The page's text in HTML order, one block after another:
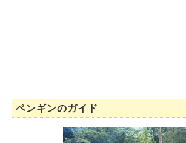
ペンギンのガイド